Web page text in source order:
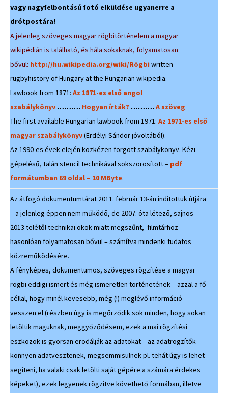
vagy nagyfelbontású fotó elküldése ugyanerre a
drótpostára!
A jelenleg szöveges magyar rögbitörténelem a magyar
wikipédián is található, és hála sokaknak, folyamatosan
bővül: http://hu.wikipedia.org/wiki/Rögbiwritten
rugbyhistory of Hungary at the Hungarian wikipedia.
Lawbook from 1871: Az 1871-es első angol
szabálykönyv ………. Hogyan írták? ………. A szöveg
The first available Hungarian lawbook from 1971: Az 1971-es első
magyar szabálykönyv(Erdélyi Sándor jóvoltából).
Az 1990-es évek elején közkézen forgott szabálykönyv. Kézi
gépelésű, talán stencil technikával sokszorosított – pdf
formátumban 69 oldal – 10 MByte.
Az átfogó dokumentumtárat 2011. február 13-án indítottuk útjára
– a jelenleg éppen nem működő, de 2007. óta létező, sajnos
2013 telétől technikai okok miatt megszűnt, filmtárhoz
hasonlóan folyamatosan bővül – számítva mindenki tudatos
közreműködésére.
A fényképes, dokumentumos, szöveges rögzítése a magyar
rögbi eddigi ismert és még ismeretlen történetének – azzal a fő
céllal, hogy minél kevesebb, még (!) meglévő információ
vesszen el (részben úgy is megőrződik sok minden, hogy sokan
letöltik maguknak, meggyőződésem, ezek a mai rögzítési
eszközök is gyorsan erodálják az adatokat – az adatrögzítők
könnyen adatvesztenek, megsemmisülnek pl. tehát úgy is lehet
segíteni, ha valaki csak letölti saját gépére a számára érdekes
képeket), ezek legyenek rögzítve követhető formában, illetve